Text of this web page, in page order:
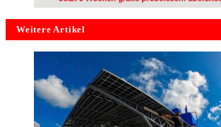
Weitere Artikel